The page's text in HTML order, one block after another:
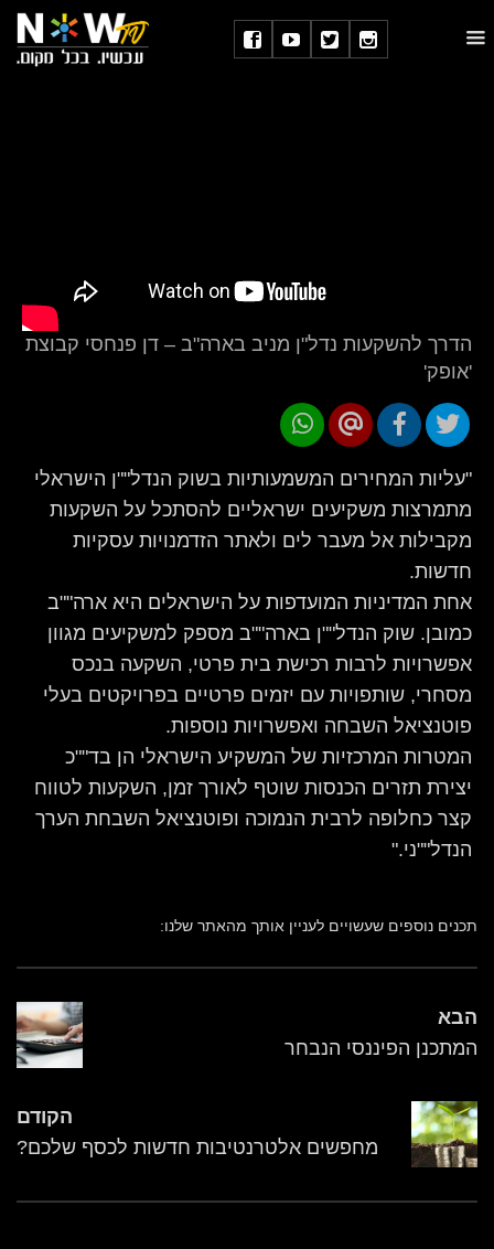
הדרך להשקעות נדל"ן מניב בארה"ב – דן פנחסי קבוצת
'אופק'
"עליות המחירים המשמעותיות בשוק הנדל""ן הישראלי
מתמרצות משקיעים ישראליים להסתכל על השקעות
מקבילות אל מעבר לים ולאתר הזדמנויות עסקיות
חדשות.
אחת המדיניות המועדפות על הישראלים היא ארה""ב
כמובן. שוק הנדל""ן בארה""ב מספק למשקיעים מגוון
אפשרויות לרבות רכישת בית פרטי, השקעה בנכס
מסחרי, שותפויות עם יזמים פרטיים בפרויקטים בעלי
פוטנציאל השבחה ואפשרויות נוספות.
המטרות המרכזיות של המשקיע הישראלי הן בד""כ
יצירת תזרים הכנסות שוטף לאורך זמן, השקעות לטווח
קצר כחלופה לרבית הנמוכה ופוטנציאל השבחת הערך
הנדל""ני."
תכנים נוספים שעשויים לעניין אותך מהאתר שלנו:
הבא
המתכנן הפיננסי הנבחר
הקודם
מחפשים אלטרנטיבות חדשות לכסף שלכם?